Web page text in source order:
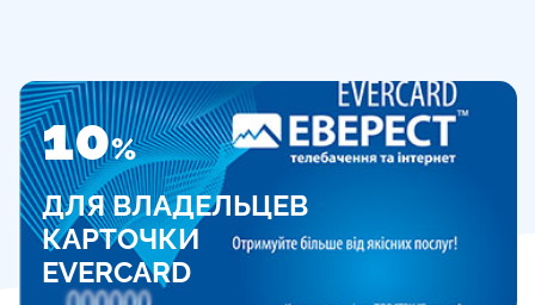
10%
ДЛЯ ВЛАДЕЛЬЦЕВ
КАРТОЧКИ
EVERCARD